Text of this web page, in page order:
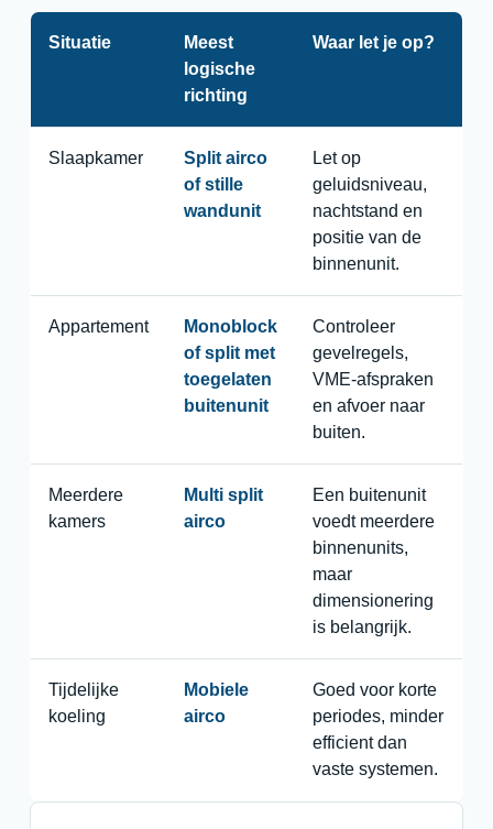
Situatie
Meest
logische
richting
Waar let je op?
Slaapkamer
Split airco
of stille
wandunit
Let op
geluidsniveau,
nachtstand en
positie van de
binnenunit.
Appartement
Monoblock
of split met
toegelaten
buitenunit
Controleer
gevelregels,
VME-afspraken
en afvoer naar
buiten.
Meerdere
kamers
Multi split
airco
Een buitenunit
voedt meerdere
binnenunits,
maar
dimensionering
is belangrijk.
Tijdelijke
koeling
Mobiele
airco
Goed voor korte
periodes, minder
efficient dan
vaste systemen.